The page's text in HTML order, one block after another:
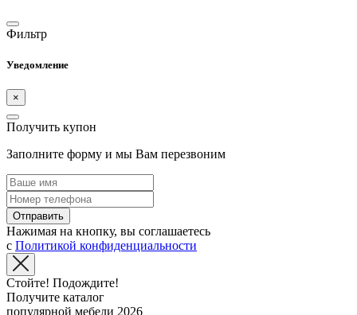
Фильтр
Уведомление
×
Получить купон
Заполните форму и мы Вам перезвоним
Отправить
Нажимая на кнопку, вы соглашаетесь
с Политикой конфиденциальности
Стойте! Подождите!
Получите каталог
популярной мебели 2026